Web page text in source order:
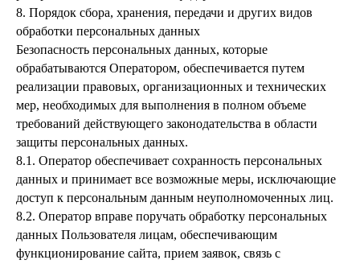
8. Порядок сбора, хранения, передачи и других видов
обработки персональных данных
Безопасность персональных данных, которые
обрабатываются Оператором, обеспечивается путем
реализации правовых, организационных и технических
мер, необходимых для выполнения в полном объеме
требований действующего законодательства в области
защиты персональных данных.
8.1. Оператор обеспечивает сохранность персональных
данных и принимает все возможные меры, исключающие
доступ к персональным данным неуполномоченных лиц.
8.2. Оператор вправе поручать обработку персональных
данных Пользователя лицам, обеспечивающим
функционирование сайта, прием заявок, связь с